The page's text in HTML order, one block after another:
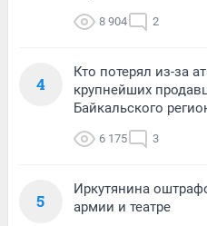
8 904 2
4
Кто потерял из-за
крупнейших
Байкальского
6 175 3
5
Иркутянина
армии и театре